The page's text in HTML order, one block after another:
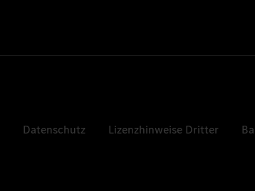
Datenschutz Lizenzhinweise Dritter